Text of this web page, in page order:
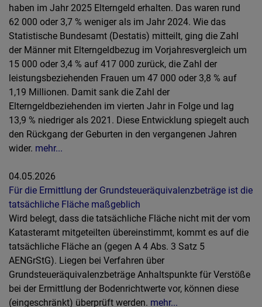
haben im Jahr 2025 Elterngeld erhalten. Das waren rund
62 000 oder 3,7 % weniger als im Jahr 2024. Wie das
Statistische Bundesamt (Destatis) mitteilt, ging die Zahl
der Männer mit Elterngeldbezug im Vorjahresvergleich um
15 000 oder 3,4 % auf 417 000 zurück, die Zahl der
leistungsbeziehenden Frauen um 47 000 oder 3,8 % auf
1,19 Millionen. Damit sank die Zahl der
Elterngeldbeziehenden im vierten Jahr in Folge und lag
13,9 % niedriger als 2021. Diese Entwicklung spiegelt auch
den Rückgang der Geburten in den vergangenen Jahren
wider. mehr...
04.05.2026
Für die Ermittlung der Grundsteueräquivalenzbeträge ist die
tatsächliche Fläche maßgeblich
Wird belegt, dass die tatsächliche Fläche nicht mit der vom
Katasteramt mitgeteilten übereinstimmt, kommt es auf die
tatsächliche Fläche an (gegen A 4 Abs. 3 Satz 5
AENGrStG). Liegen bei Verfahren über
Grundsteueräquivalenzbeträge Anhaltspunkte für Verstöße
bei der Ermittlung der Bodenrichtwerte vor, können diese
(eingeschränkt) überprüft werden. mehr...